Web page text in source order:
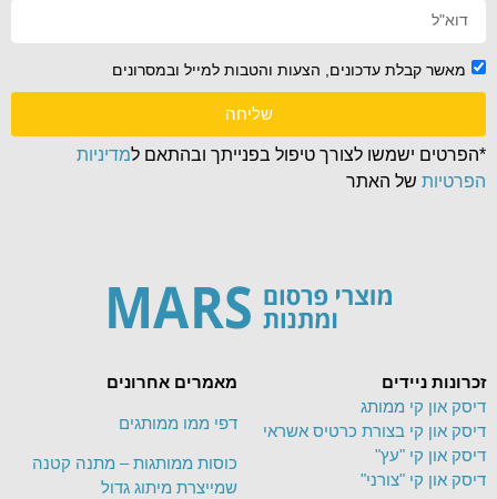
מאמרים אחרונים
דפי ממו ממותגים
כוסות ממותגות – מתנה קטנה
שמייצרת מיתוג גדול
זכרונות ניידים
דיסק און קי ממותג
דיסק און קי בצורת כרטיס אשראי
דיסק און קי "עץ"
דיסק און קי "צורני"
מאשר קבלת עדכונים, הצעות והטבות למייל ובמסרונים
שליחה
*הפרטים ישמשו לצורך טיפול בפנייתך ובהתאם למדיניות
הפרטיות של האתר